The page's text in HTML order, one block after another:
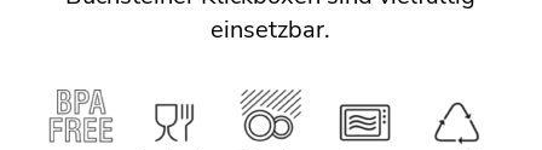
einsetzbar.